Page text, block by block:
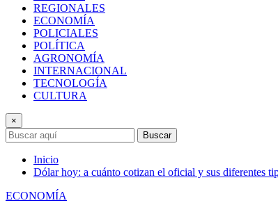
REGIONALES
ECONOMÍA
POLICIALES
POLÍTICA
AGRONOMÍA
INTERNACIONAL
TECNOLOGÍA
CULTURA
×
Buscar
Inicio
Dólar hoy: a cuánto cotizan el oficial y sus diferentes
ECONOMÍA